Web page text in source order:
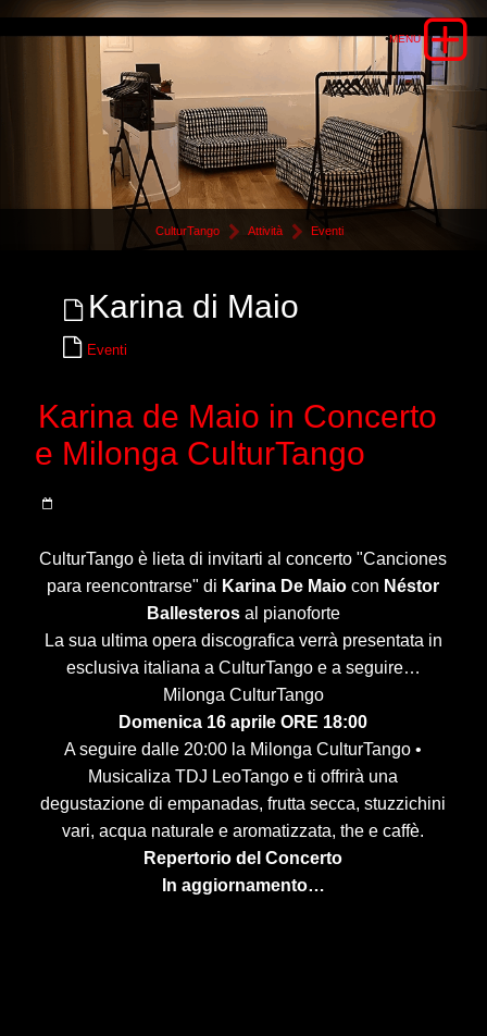
CulturTango Attività Eventi
Karina di Maio
Eventi
Karina de Maio in Concerto
e Milonga CulturTango
CulturTango è lieta di invitarti al concerto "Canciones
para reencontrarse" di Karina De Maiocon Néstor
Ballesterosal pianoforte
La sua ultima opera discografica verrà presentata in
esclusiva italiana a CulturTango e a seguire…
Milonga CulturTango
Domenica 16 aprile ORE 18:00
A seguire dalle 20:00 la Milonga CulturTango •
Musicaliza TDJ LeoTango e ti offrirà una
degustazione di empanadas, frutta secca, stuzzichini
vari, acqua naturale e aromatizzata, the e caffè.
Repertorio del Concerto
In aggiornamento…